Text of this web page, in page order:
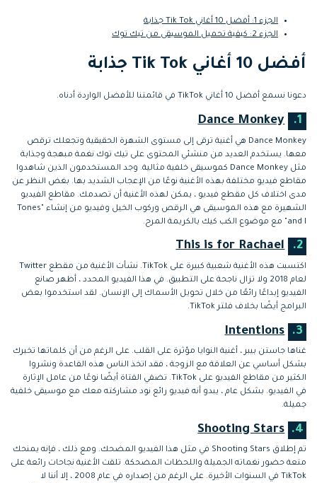
الجزء 1: أفضل 10 أغاني Tik Tok جذابة
الجزء 2: كيفية تحميل الموسيقى من تيك توك
أفضل 10 أغاني Tik Tok جذابة
دعونا نسمع أفضل 10 أغاني TikTok في قائمتنا للأفضل الواردة أدناه.
1.
Dance Monkey
Dance Monkey هي أغنية ترقى إلى مستوى الشهرة الحقيقية وتجعلك ترقص
معها. يستخدم العديد من منشئي المحتوى على تيك توك نغمة مبهجة وجذابة
مثل Dance Monkey كموسيقى خلفية مثالية. وجد المستخدمون الذين شاهدوا
مقاطع فيديو مختلفة بهذه الأغنية نوعًا من الإعجاب الشديد بها. بغض النظر عن
مدى اختلاف كل مقطع فيديو ، يمكن لهذه الأغنية أن تصدمك. مقاطع الفيديو
الشهيرة مع هذه الموسيقى هي الرقص وركوب الخيل وفيديو من إنشاء "Tones
and I" مع موضوع الكب كيك بالكريمة المرح.
2.
This is for Rachael
اكتسبت هذه الأغنية شعبية كبيرة على TikTok. نشأت الأغنية من مقطع Twitter
لعام 2018 ولا تزال ناجحة على التطبيق. في هذا الفيديو المحدد ، أظهر صانع
الفيديو إبداعًا رائعًا من خلال تحويل الأسماك إلى الإنسان. لقد استخدموا بعض
البرامج أيضًا بخلاف فلتر TikTok.
3.
Intentions
غناها جاستن بيبر ، أغنية النوايا مؤثرة على القلب. على الرغم من أن كلماتها تخبرك
بشكل أساسي عن العلاقة مع الزوجة ، فقد اتخذ الناس هذه القاعدة ونشروا
الكثير من مقاطع الفيديو على TikTok. تضفي الفتاة أيضًا نوعًا من عامل الإثارة
في الفيديو. بشكل عام ، يبدو أنه فيديو رائع نود مشاركته معك مع موسيقى خلفية
جميلة.
4.
Shooting Stars
تم إطلاق Shooting Stars في مثل هذا الفيديو المضحك. ومع ذلك ، فإنه يمنحك
متعة حضور نغماته الجميلة واللحظات المضحكة. تلقت الأغنية نجاحات رائعة على
TikTok في السنوات الأخيرة. على الرغم من إصداره في عام 2008 ، إلا أننا لا